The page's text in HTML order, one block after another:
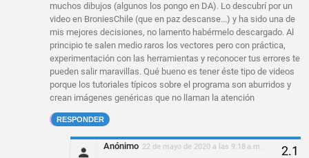
muchos dibujos (algunos los pongo en DA). Lo descubrí por un
video en BroniesChile (que en paz descanse...) y ha sido una de
mis mejores decisiones, no lamento habérmelo descargado. Al
principio te salen medio raros los vectores pero con práctica,
experimentación con las herramientas y reconocer tus errores te
pueden salir maravillas. Qué bueno es tener éste tipo de videos
porque los tutoriales típicos sobre el programa son aburridos y
crean imágenes genéricas que no llaman la atención
RESPONDER
Anónimo 22 de mayo de 2020 a las 9:18 a.m.